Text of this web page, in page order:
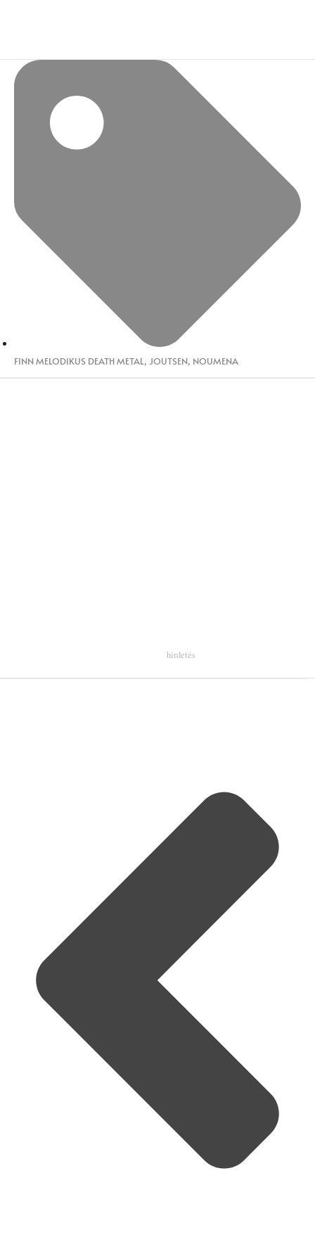
FINN MELODIKUS DEATH METAL, JOUTSEN, NOUMENA